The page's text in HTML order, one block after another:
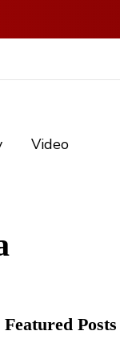
Video
Featured Posts